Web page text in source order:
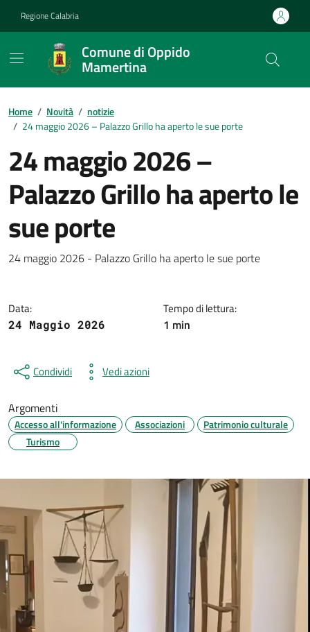
Regione Calabria
Comune di Oppido
Mamertina
Home / Novità / notizie
/ 24 maggio 2026 – Palazzo Grillo ha aperto le sue porte
24 maggio 2026 –
Palazzo Grillo ha aperto le
sue porte
Dettagli della notizia
24 maggio 2026 - Palazzo Grillo ha aperto le sue porte
Data:
24 Maggio 2026
Tempo di lettura:
1 min
Condividi Vedi azioni
Argomenti
Accesso all'informazione Associazioni
Patrimonio culturale
Turismo